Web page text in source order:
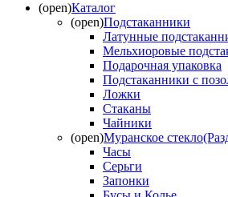
(open)Каталог
(open)Подстаканники
Латунные
Мельхиоровые
Подарочная упаковка
Подстаканники с
Ложки
Стаканы
Чайники
(open)Муранское
Часы
Серьги
Запонки